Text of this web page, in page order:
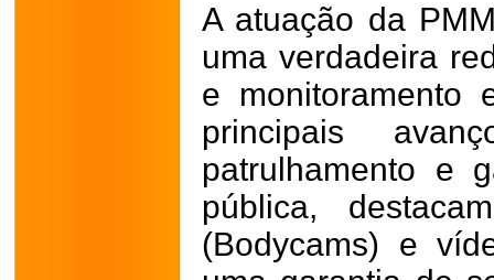
A atuação da
uma verdadeira
e monitoramento
principais
patrulhamento e
pública,
(Bodycams) e